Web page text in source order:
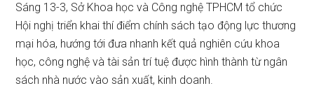
Sáng 13-3, Sở Khoa học và Công nghệ TPHCM tổ chức
Hội nghị triển khai thí điểm chính sách tạo động lực thương
mại hóa, hướng tới đưa nhanh kết quả nghiên cứu khoa
học, công nghệ và tài sản trí tuệ được hình thành từ ngân
sách nhà nước vào sản xuất, kinh doanh.